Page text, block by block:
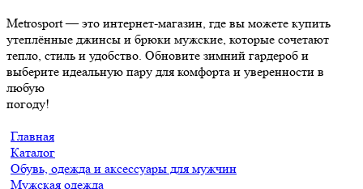
Metrosport — это интернет-магазин, где вы можете купить
утеплённые джинсы и брюки мужские, которые сочетают
тепло, стиль и удобство. Обновите зимний гардероб и
выберите идеальную пару для комфорта и уверенности в
любую
погоду!
Главная
Каталог
Обувь, одежда и аксессуары для мужчин
Мужская одежда